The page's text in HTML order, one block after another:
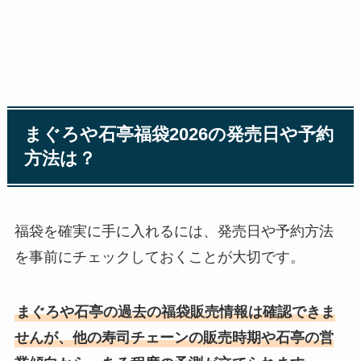
まぐろや石亭福袋2026の発売日や予約
方法は？
福袋を確実に手に入れるには、発売日や予約方法
を事前にチェックしておくことが大切です。
まぐろや石亭の過去の福袋販売情報は確認できま
せんが、他の寿司チェーンの販売時期や石亭の営